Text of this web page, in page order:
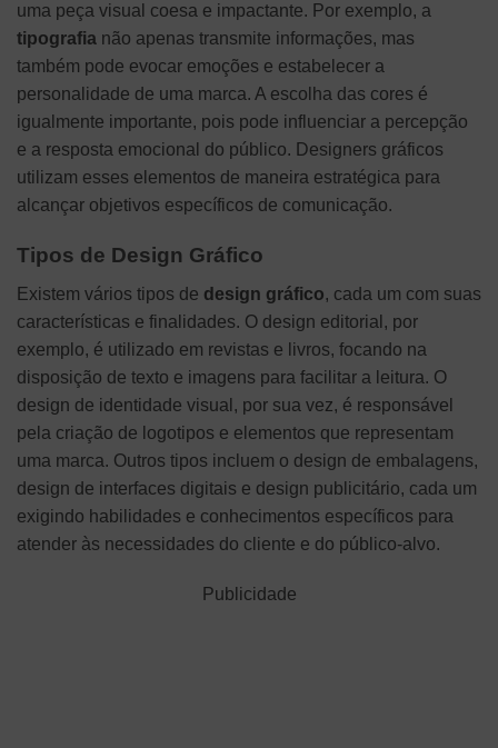
uma peça visual coesa e impactante. Por exemplo, a
tipografia não apenas transmite informações, mas
também pode evocar emoções e estabelecer a
personalidade de uma marca. A escolha das cores é
igualmente importante, pois pode influenciar a percepção
e a resposta emocional do público. Designers gráficos
utilizam esses elementos de maneira estratégica para
alcançar objetivos específicos de comunicação.
Tipos de Design Gráfico
Existem vários tipos de design gráfico, cada um com suas
características e finalidades. O design editorial, por
exemplo, é utilizado em revistas e livros, focando na
disposição de texto e imagens para facilitar a leitura. O
design de identidade visual, por sua vez, é responsável
pela criação de logotipos e elementos que representam
uma marca. Outros tipos incluem o design de embalagens,
design de interfaces digitais e design publicitário, cada um
exigindo habilidades e conhecimentos específicos para
atender às necessidades do cliente e do público-alvo.
Publicidade